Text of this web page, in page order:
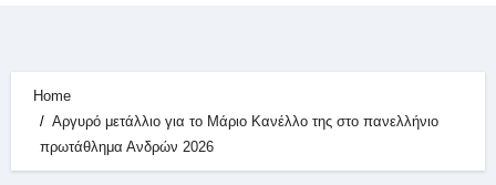
Home
Αργυρό μετάλλιο για το Μάριο Κανέλλο της στο πανελλήνιο
πρωτάθλημα Ανδρών 2026